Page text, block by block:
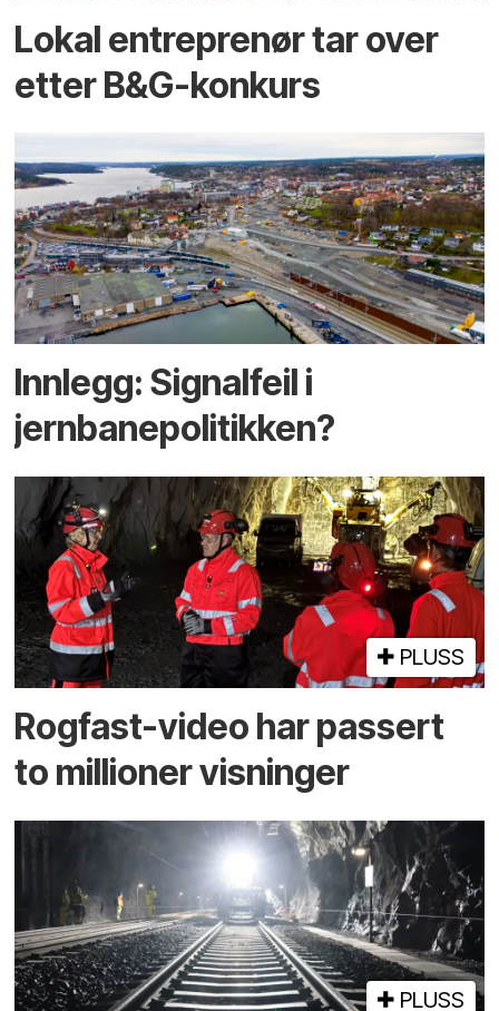
Lokal entreprenør tar over
etter B&G-konkurs
Innlegg: Signalfeil i
jernbanepolitikken?
PLUSS
Rogfast-video har passert
to millioner visninger
PLUSS